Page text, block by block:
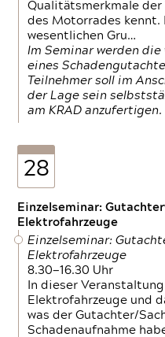
Qualitätsmerkmale
des Motorrades kennt.
wesentlichen Gru…
Im Seminar werden
eines
Teilnehmer soll im
der Lage sein
am KRAD anzufertigen.
28
Einzelseminar:
Elektrofahrzeuge
Einzelseminar:
Elektrofahrzeuge
8.30—16.30 Uhr
In dieser
Elektrofahrzeuge und
was der Gutachter/
Schadenaufnahme